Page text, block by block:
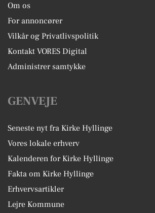
Om os
For annoncører
Vilkår og Privatlivspolitik
Kontakt VORES Digital
Administrer samtykke
GENVEJE
Seneste nyt fra Kirke Hyllinge
Vores lokale erhverv
Kalenderen for Kirke Hyllinge
Fakta om Kirke Hyllinge
Erhvervsartikler
Lejre Kommune